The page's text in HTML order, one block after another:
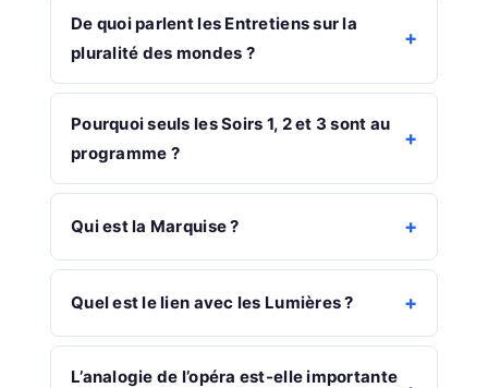
De quoi parlent les Entretiens sur la
pluralité des mondes ?
Pourquoi seuls les Soirs 1, 2 et 3 sont au
programme ?
Qui est la Marquise ?
Quel est le lien avec les Lumières ?
L’analogie de l’opéra est-elle importante